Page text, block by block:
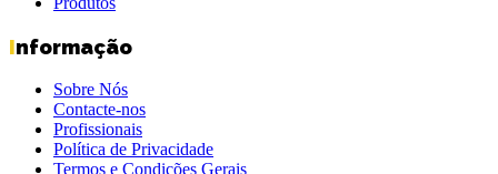
Informação
Sobre Nós
Contacte-nos
Profissionais
Política de Privacidade
Termos e Condições Gerais